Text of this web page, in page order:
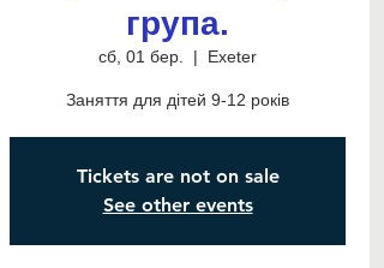
група.
сб, 01 бер.
  |
Exeter
Заняття для дітей 9-12 років
Tickets are not on sale
See other events